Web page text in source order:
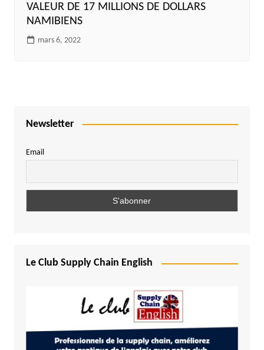
VALEUR DE 17 MILLIONS DE DOLLARS
NAMIBIENS
mars 6, 2022
Newsletter
Email
Le Club Supply Chain English